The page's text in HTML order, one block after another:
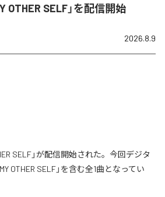
OTHER SELF」を配信開始
2026.8.9
SELF」が配信開始された。今回デジタ
OTHER SELF」を含む全1曲となってい